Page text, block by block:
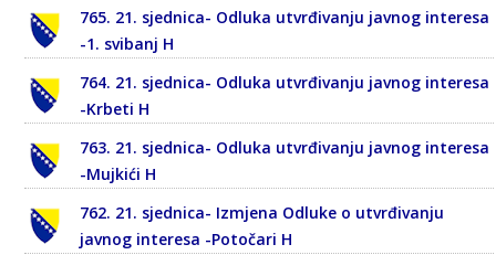
765. 21. sjednica- Odluka utvrđivanju javnog interesa
-1. svibanj H
764. 21. sjednica- Odluka utvrđivanju javnog interesa
-Krbeti H
763. 21. sjednica- Odluka utvrđivanju javnog interesa
-Mujkići H
762. 21. sjednica- Izmjena Odluke o utvrđivanju
javnog interesa -Potočari H